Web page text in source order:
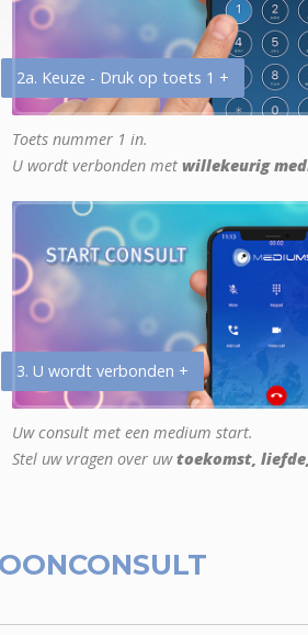
2a. Keuze - Druk op toets 1 +
Toets nummer 1 in.
U wordt verbonden met willekeurig
3. U wordt verbonden +
Uw consult met een medium start.
Stel uw vragen over uwtoekomst,